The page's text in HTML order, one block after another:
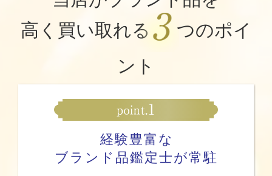
高く買い取れる
つのポイ
ント
経験豊富な
ブランド品鑑定士が常駐